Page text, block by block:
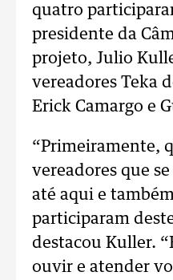
quatro
presidente da
projeto, Julio
vereadores Teka
Erick Camargo e
“Primeiramente,
vereadores que
até aqui e
participaram
destacou Kuller.
ouvir e atender